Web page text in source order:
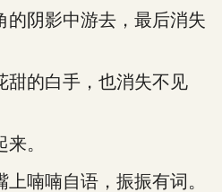
的阴影中游去，最后消失
甜的白手，也消失不见
。
喃喃自语，振振有词。